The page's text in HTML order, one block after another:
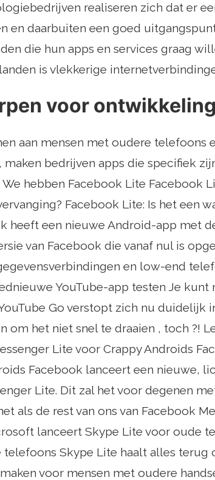
realiseren zich dat er
en daarbuiten een goed
die hun apps en services graag
is vlekkerige
voor
aan mensen met oudere telefoons
bedrijven apps die specifiek
hebben Facebook Lite Facebook
Facebook Lite: Is het een
heeft een nieuwe Android-app met
van Facebook die vanaf nul is
en low-end
YouTube-app testen Je
Go verstopt zich nu duidelijk
om het niet snel te draaien , toch ?!
Lite voor Crappy Androids
Facebook lanceert een nieuwe,
Lite. Dit zal het voor degenen
als de rest van ons van Facebook
lanceert Skype Lite voor oude
telefoons Skype Lite haalt alles terug
voor mensen met oudere